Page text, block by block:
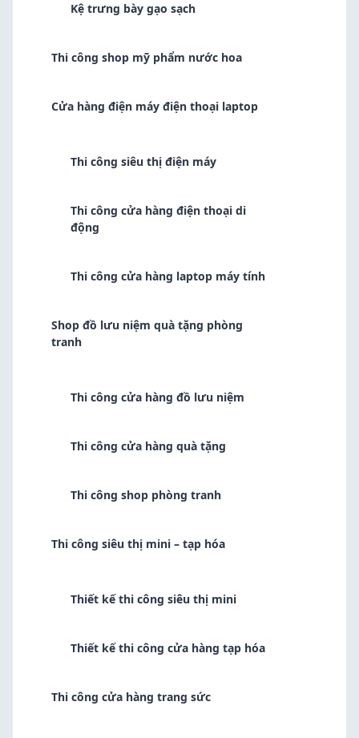
Kệ trưng bày gạo sạch
Thi công shop mỹ phẩm nước hoa
Cửa hàng điện máy điện thoại laptop
Thi công siêu thị điện máy
Thi công cửa hàng điện thoại di
động
Thi công cửa hàng laptop máy tính
Shop đồ lưu niệm quà tặng phòng
tranh
Thi công cửa hàng đồ lưu niệm
Thi công cửa hàng quà tặng
Thi công shop phòng tranh
Thi công siêu thị mini – tạp hóa
Thiết kế thi công siêu thị mini
Thiết kế thi công cửa hàng tạp hóa
Thi công cửa hàng trang sức